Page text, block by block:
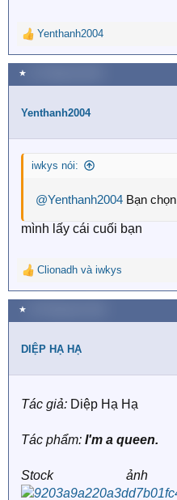
R
e
a
c
i
n
s
Yenthanh2004
★
Yenthanh2004
iwkys nói:
@Yenthanh2004 Bạn
mình lấy cái cuối bạn
R
e
a
c
i
n
:
Clionadh và iwkys
★
DIỆP HẠ HẠ
Tác giả: Diệp Hạ Hạ
Tác phẩm: I'm a queen.
Stock